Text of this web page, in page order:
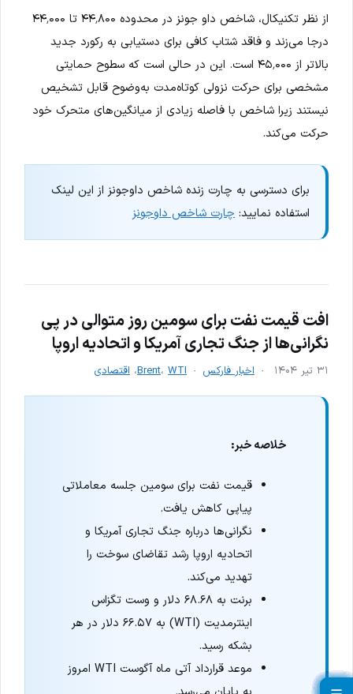
از نظر تکنیکال، شاخص داو جونز در محدوده ۴۴٬۸۰۰ تا ۴۴٬۰۰۰
درجا می‌زند و فاقد شتاب کافی برای دستیابی به رکورد جدید
بالاتر از ۴۵٬۰۰۰ است. این در حالی است که سطوح حمایتی
مشخصی برای حرکت نزولی کوتاه‌مدت به‌وضوح قابل تشخیص
نیستند زیرا شاخص با فاصله زیادی از میانگین‌های متحرک خود
حرکت می‌کند.
برای دسترسی به چارت زنده شاخص داوجونز از این لینک
استفاده نمایید: چارت شاخص داوجونز
افت قیمت نفت برای سومین روز متوالی در پی
نگرانی‌ها از جنگ تجاری آمریکا و اتحادیه اروپا
۳۱ تیر ۱۴۰۴ اخبار فارکس Brent، WTI ، اقتصادی
خلاصه خبر:
قیمت نفت برای سومین جلسه معاملاتی
پیاپی کاهش یافت.
نگرانی‌ها درباره جنگ تجاری آمریکا و
اتحادیه اروپا رشد تقاضای سوخت را
تهدید می‌کند.
برنت به ۶۸.۶۸ دلار و وست تگزاس
اینترمدیت (WTI) به ۶۶.۵۷ دلار در هر
بشکه رسید.
موعد قرارداد آتی ماه آگوست WTI امروز